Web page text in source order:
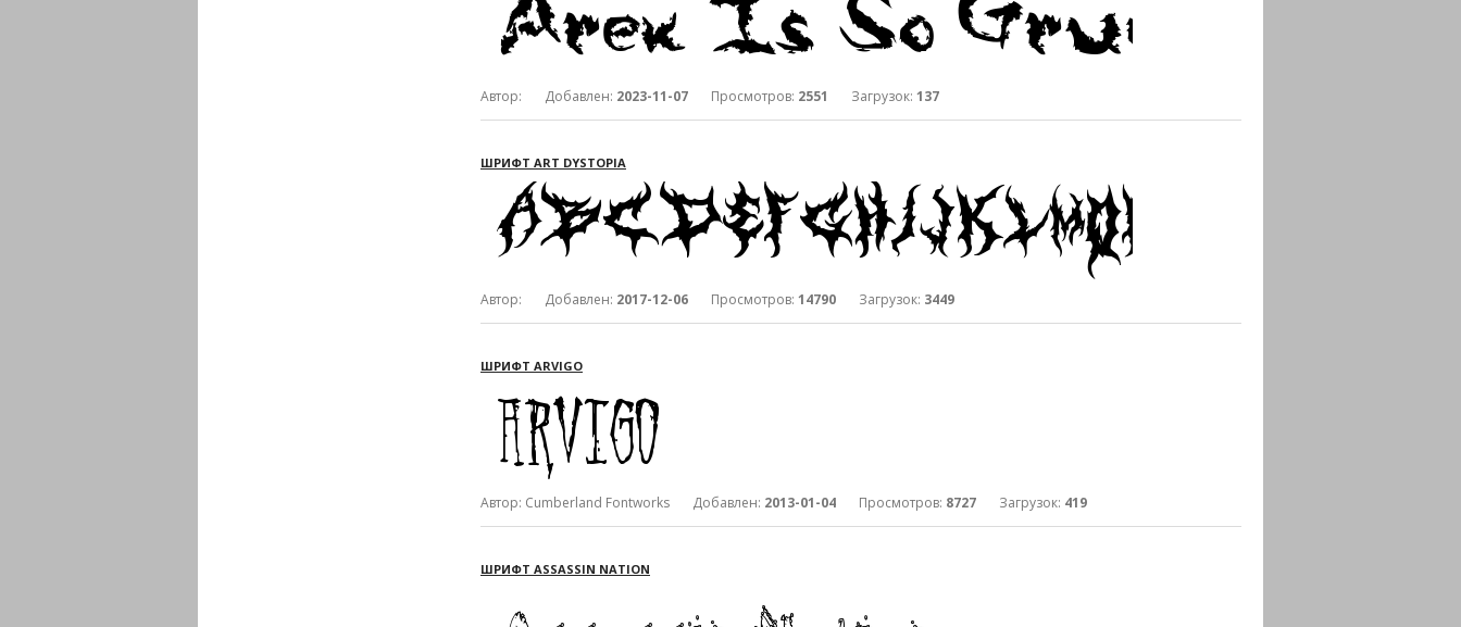
Автор: Добавлен: 2023-11-07 Просмотров: 2551 Загрузок: 137
ШРИФТ ART DYSTOPIA
Автор: Добавлен: 2017-12-06 Просмотров: 14790 Загрузок: 3449
ШРИФТ ARVIGO
Автор: Cumberland Fontworks Добавлен: 2013-01-04 Просмотров: 8727 Загрузок: 419
ШРИФТ ASSASSIN NATION